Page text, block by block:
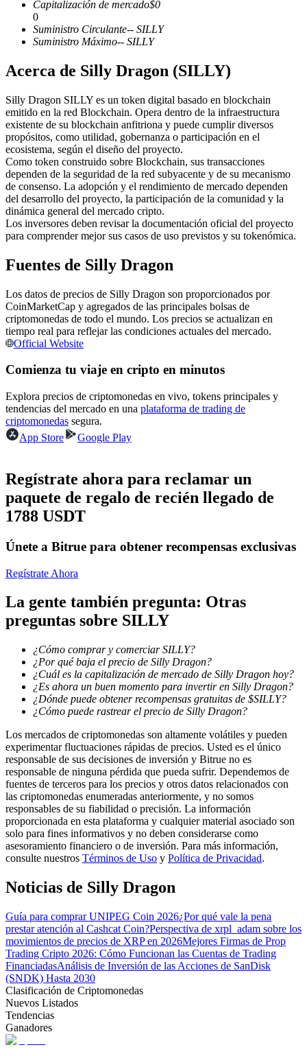
Futuros del USDC
Futuros que utilizan USDC como garantía
Copiar Trading
Únete a los mejores traders
Disfruta del reparto de beneficios y comisiones de copy trading
Información
Análisis de big data que incluye información comercial, etc.
Guía
Guía de inicio de futuros
Estrategias comerciales
Aprenda cómo mantenerse rentable
Capitalización de mercado$0
0
Suministro Circulante-- SILLY
Suministro Máximo-- SILLY
Acerca de Silly Dragon (SILLY)
Silly Dragon SILLY es un token digital basado en blockchain
emitido en la red Blockchain. Opera dentro de la infraestructura
existente de su blockchain anfitriona y puede cumplir diversos
propósitos, como utilidad, gobernanza o participación en el
ecosistema, según el diseño del proyecto.
Como token construido sobre Blockchain, sus transacciones
dependen de la seguridad de la red subyacente y de su mecanismo
de consenso. La adopción y el rendimiento de mercado dependen
del desarrollo del proyecto, la participación de la comunidad y la
dinámica general del mercado cripto.
Los inversores deben revisar la documentación oficial del proyecto
para comprender mejor sus casos de uso previstos y su tokenómica.
Fuentes de Silly Dragon
Los datos de precios de Silly Dragon son proporcionados por
CoinMarketCap y agregados de las principales bolsas de
criptomonedas de todo el mundo. Los precios se actualizan en
tiempo real para reflejar las condiciones actuales del mercado.
Official Website
Comienza tu viaje en cripto en minutos
Explora precios de criptomonedas en vivo, tokens principales y
tendencias del mercado en una plataforma de trading de
criptomonedas segura.
App Store
Google Play
Regístrate ahora para reclamar un
paquete de regalo de recién llegado de
1788 USDT
Únete a Bitrue para obtener recompensas exclusivas
Regístrate Ahora
La gente también pregunta: Otras
preguntas sobre SILLY
¿Cómo comprar y comerciar SILLY?
¿Por qué baja el precio de Silly Dragon?
¿Cuál es la capitalización de mercado de Silly Dragon hoy?
¿Es ahora un buen momento para invertir en Silly Dragon?
¿Dónde puede obtener recompensas gratuitas de $SILLY?
¿Cómo puede rastrear el precio de Silly Dragon?
Los mercados de criptomonedas son altamente volátiles y pueden
experimentar fluctuaciones rápidas de precios. Usted es el único
responsable de sus decisiones de inversión y Bitrue no es
responsable de ninguna pérdida que pueda sufrir. Dependemos de
fuentes de terceros para los precios y otros datos relacionados con
las criptomonedas enumeradas anteriormente, y no somos
responsables de su fiabilidad o precisión. La información
proporcionada en esta plataforma y cualquier material asociado son
solo para fines informativos y no deben considerarse como
asesoramiento financiero o de inversión. Para más información,
consulte nuestros Términos de Uso y Política de Privacidad.
Noticias de Silly Dragon
Guía para comprar UNIPEG Coin 2026¿Por qué vale la pena
prestar atención al Cashcat Coin?Perspectiva de xrpl_adam sobre los
movimientos de precios de XRP en 2026Mejores Firmas de Prop
Trading Cripto 2026: Cómo Funcionan las Cuentas de Trading
FinanciadasAnálisis de Inversión de las Acciones de SanDisk
(SNDK) Hasta 2030
Clasificación de Criptomonedas
Nuevos Listados
Tendencias
Ganadores